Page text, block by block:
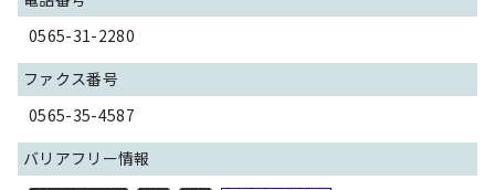
0565-31-2280
ファクス番号
0565-35-4587
バリアフリー情報